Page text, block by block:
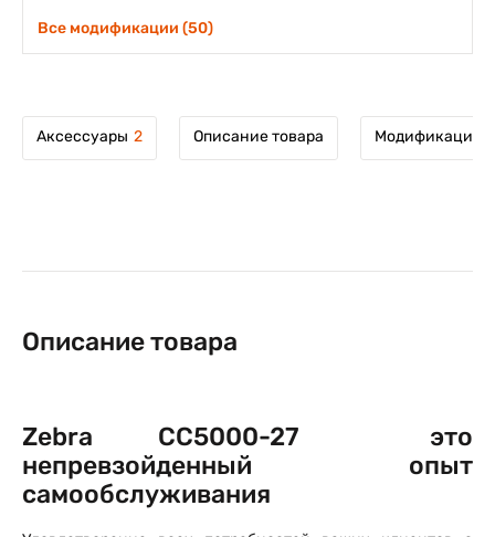
Все модификации (50)
Аксессуары 2 Описание товара Модификации
Описание товара
Zebra CC5000-27 это
непревзойденный опыт
самообслуживания